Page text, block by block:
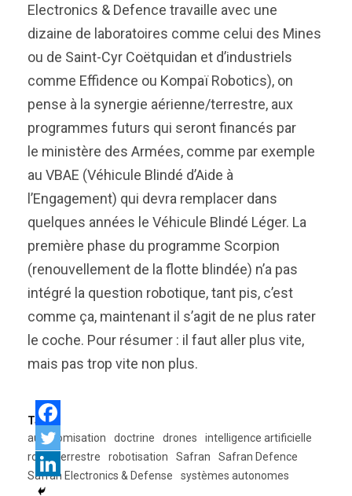
Electronics & Defence travaille avec une
dizaine de laboratoires comme celui des Mines
ou de Saint-Cyr Coëtquidan et d’industriels
comme Effidence ou Kompaï Robotics), on
pense à la synergie aérienne/terrestre, aux
programmes futurs qui seront financés par
le ministère des Armées, comme par exemple
au VBAE (Véhicule Blindé d’Aide à
l’Engagement) qui devra remplacer dans
quelques années le Véhicule Blindé Léger. La
première phase du programme Scorpion
(renouvellement de la flotte blindée) n’a pas
intégré la question robotique, tant pis, c’est
comme ça, maintenant il s’agit de ne plus rater
le coche. Pour résumer : il faut aller plus vite,
mais pas trop vite non plus.
Tags:
autonomisation
doctrine drones
intelligence artificielle
robot terrestre
robotisation Safran
Safran Defence
Safran Electronics & Defense
systèmes autonomes